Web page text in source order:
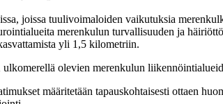
joissa tuulivoimaloiden vaikutuksia
merenkulun turvallisuuden ja
yli 1,5 kilometriin.
olevien merenkulun
määritetään tapauskohtaisesti ottaen